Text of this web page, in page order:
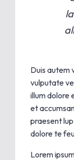
Duis autem
vulputate
illum dolore
et
praesent
dolore te
Lorem